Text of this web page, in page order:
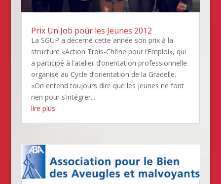
Prix Un Job pour les Jeunes 2012
La SGUP a décerné cette année son prix à la
structure «Action Trois-Chêne pour l’Emploi», qui
a participé à l’atelier d’orientation professionnelle
organisé au Cycle d’orientation de la Gradelle.
«On entend toujours dire que les jeunes ne font
rien pour s’intégrer...
lire plus